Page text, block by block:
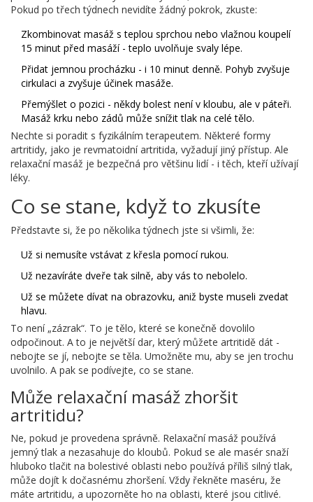
Pokud po třech týdnech nevidíte žádný pokrok, zkuste:
Zkombinovat masáž s teplou sprchou nebo vlažnou koupelí
15 minut před masáží - teplo uvolňuje svaly lépe.
Přidat jemnou procházku - i 10 minut denně. Pohyb zvyšuje
cirkulaci a zvyšuje účinek masáže.
Přemýšlet o pozici - někdy bolest není v kloubu, ale v páteři.
Masáž krku nebo zádů může snížit tlak na celé tělo.
Nechte si poradit s fyzikálním terapeutem. Některé formy
artritidy, jako je revmatoidní artritida, vyžadují jiný přístup. Ale
relaxační masáž je bezpečná pro většinu lidí - i těch, kteří užívají
léky.
Co se stane, když to zkusíte
Představte si, že po několika týdnech jste si všimli, že:
Už si nemusíte vstávat z křesla pomocí rukou.
Už nezavíráte dveře tak silně, aby vás to nebolelo.
Už se můžete dívat na obrazovku, aniž byste museli zvedat
hlavu.
To není „zázrak“. To je tělo, které se konečně dovolilo
odpočinout. A to je největší dar, který můžete artritidě dát -
nebojte se jí, nebojte se těla. Umožněte mu, aby se jen trochu
uvolnilo. A pak se podívejte, co se stane.
Může relaxační masáž zhoršit
artritidu?
Ne, pokud je provedena správně. Relaxační masáž používá
jemný tlak a nezasahuje do kloubů. Pokud se ale masér snaží
hluboko tlačit na bolestivé oblasti nebo používá příliš silný tlak,
může dojít k dočasnému zhoršení. Vždy řekněte maséru, že
máte artritidu, a upozorněte ho na oblasti, které jsou citlivé.